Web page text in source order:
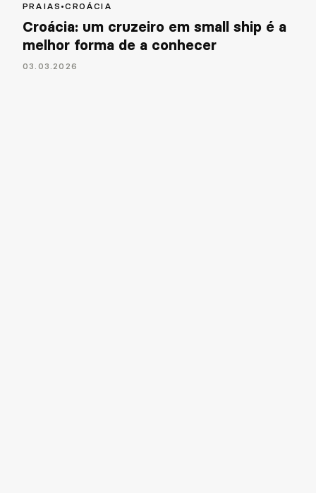
PRAIAS •CROÁCIA
Croácia: um cruzeiro em small ship é a
melhor forma de a conhecer
03 . 03 .2026